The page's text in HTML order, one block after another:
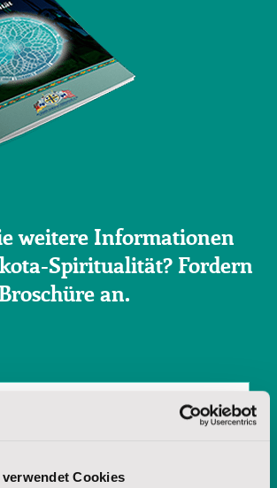
Cookies
weitere Informationen
Spiritualität? Fordern
an.